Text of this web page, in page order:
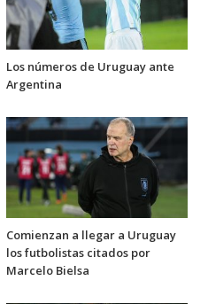
Los números de Uruguay ante
Argentina
Comienzan a llegar a Uruguay
los futbolistas citados por
Marcelo Bielsa